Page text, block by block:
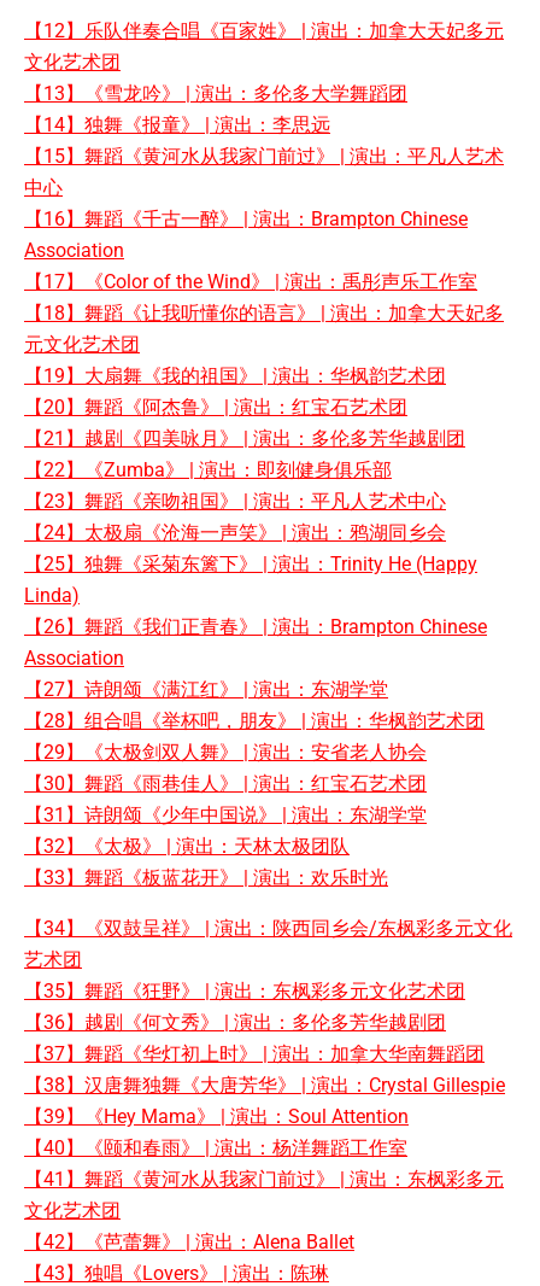
【12】乐队伴奏合唱《百家姓》 | 演出：加拿大天妃多元
文化艺术团
【13】《雪龙吟》 | 演出：多伦多大学舞蹈团
【14】独舞《报童》 | 演出：李思远
【15】舞蹈《黄河水从我家门前过》 | 演出：平凡人艺术
中心
【16】舞蹈《千古一醉》 | 演出：Brampton Chinese
Association
【17】《Color of the Wind》 | 演出：禹彤声乐工作室
【18】舞蹈《让我听懂你的语言》 | 演出：加拿大天妃多
元文化艺术团
【19】大扇舞《我的祖国》 | 演出：华枫韵艺术团
【20】舞蹈《阿杰鲁》 | 演出：红宝石艺术团
【21】越剧《四美咏月》 | 演出：多伦多芳华越剧团
【22】《Zumba》 | 演出：即刻健身俱乐部
【23】舞蹈《亲吻祖国》 | 演出：平凡人艺术中心
【24】太极扇《沧海一声笑》 | 演出：鸦湖同乡会
【25】独舞《采菊东篱下》 | 演出：Trinity He (Happy
Linda)
【26】舞蹈《我们正青春》 | 演出：Brampton Chinese
Association
【27】诗朗颂《满江红》 | 演出：东湖学堂
【28】组合唱《举杯吧，朋友》 | 演出：华枫韵艺术团
【29】《太极剑双人舞》 | 演出：安省老人协会
【30】舞蹈《雨巷佳人》 | 演出：红宝石艺术团
【31】诗朗颂《少年中国说》 | 演出：东湖学堂
【32】《太极》 | 演出：天林太极团队
【33】舞蹈《板蓝花开》 | 演出：欢乐时光
【34】《双鼓呈祥》 | 演出：陕西同乡会/东枫彩多元文化
艺术团
【35】舞蹈《狂野》 | 演出：东枫彩多元文化艺术团
【36】越剧《何文秀》 | 演出：多伦多芳华越剧团
【37】舞蹈《华灯初上时》 | 演出：加拿大华南舞蹈团
【38】汉唐舞独舞《大唐芳华》 | 演出：Crystal Gillespie
【39】《Hey Mama》 | 演出：Soul Attention
【40】《颐和春雨》 | 演出：杨洋舞蹈工作室
【41】舞蹈《黄河水从我家门前过》 | 演出：东枫彩多元
文化艺术团
【42】《芭蕾舞》 | 演出：Alena Ballet
【43】独唱《Lovers》 | 演出：陈琳